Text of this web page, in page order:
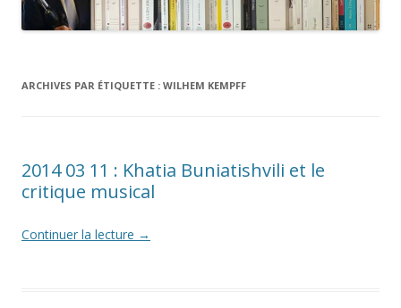
ARCHIVES PAR ÉTIQUETTE : WILHEM KEMPFF
2014 03 11 : Khatia Buniatishvili et le
critique musical
Continuer la lecture →